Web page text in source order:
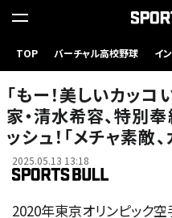
TOP バーチャル高校野球 イ
「もー！美しいカッ
家・清水希容、特別
ッシュ！「メチャ素敵
2025.05.13 13:18
2020年東京オリンピック